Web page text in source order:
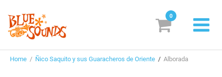
0
Home / Ñico Saquito y sus Guaracheros de Oriente / Alborada